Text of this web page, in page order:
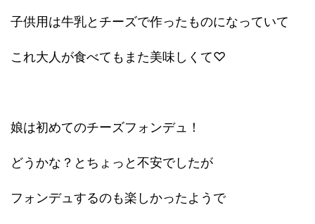
子供用は牛乳とチーズで作ったものになっていて
これ大人が食べてもまた美味しくて♡
娘は初めてのチーズフォンデュ！
どうかな？とちょっと不安でしたが
フォンデュするのも楽しかったようで